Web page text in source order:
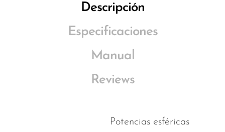
Descripción
Especificaciones
Manual
Reviews
Potencias esféricas